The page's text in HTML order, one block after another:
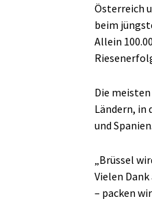
Österreich
beim
Allein
Die
Ländern, in
und Spanien.
„Brüssel
Vielen
– packen